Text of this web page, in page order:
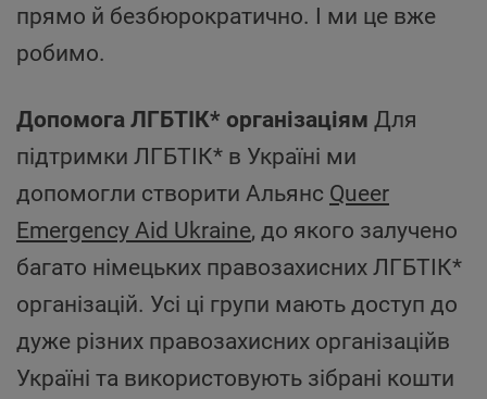
прямо й безбюрократично. І ми це вже
робимо.
Допомога ЛГБТІК* організаціям Для
підтримки ЛГБТІК* в Україні ми
допомогли створити Альянс Queer
Emergency Aid Ukraine, до якого залучено
багато німецьких правозахисних ЛГБТІК*
організацій. Усі ці групи мають доступ до
дуже різних правозахисних організаційв
Україні та використовують зібрані кошти